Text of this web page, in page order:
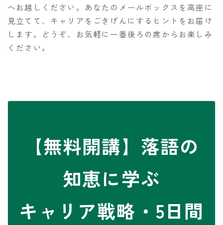
へお越しください。あなたのメールボックスを高座に
見立てて、キャリアをごきげんにするヒントをお届け
します。どうぞ、お気軽に一番後ろの席からお楽しみ
ください。
【無料開講】落語の
知恵に学ぶ
キャリア戦略・5日間